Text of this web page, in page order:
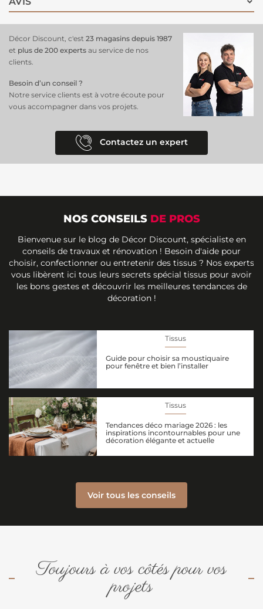
Décor Discount, c'est 23 magasins depuis 1987
et plus de 200 experts au service de nos
clients.
Besoin d’un conseil ?
Notre service clients est à votre écoute pour
vous accompagner dans vos projets.
Contactez un expert
NOS CONSEILS DE PROS
Bienvenue sur le blog de Décor Discount, spécialiste en
conseils de travaux et rénovation ! Besoin d'aide pour
choisir, confectionner ou entretenir des tissus ? Nos experts
vous libèrent ici tous leurs secrets spécial tissus pour avoir
les bons gestes et découvrir les meilleures tendances de
décoration !
Tissus
Guide pour choisir sa moustiquaire
pour fenêtre et bien l’installer
Tissus
Tendances déco mariage 2026 : les
inspirations incontournables pour une
décoration élégante et actuelle
Voir tous les conseils
Toujours à vos côtés pour vos
projets